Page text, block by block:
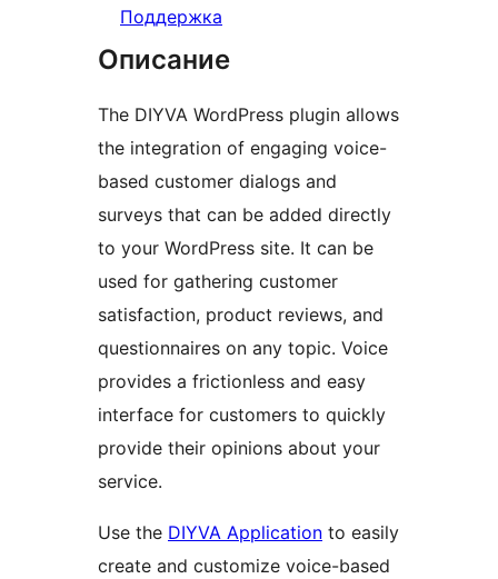
Поддержка
Описание
The DIYVA WordPress plugin allows
the integration of engaging voice-
based customer dialogs and
surveys that can be added directly
to your WordPress site. It can be
used for gathering customer
satisfaction, product reviews, and
questionnaires on any topic. Voice
provides a frictionless and easy
interface for customers to quickly
provide their opinions about your
service.
Use the DIYVA Application to easily
create and customize voice-based